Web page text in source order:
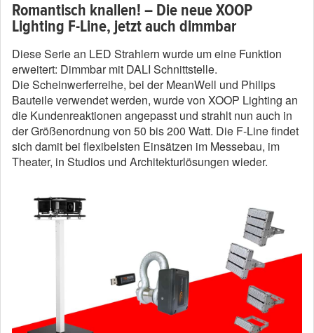
Romantisch knallen! – Die neue XOOP
Lighting F-Line, jetzt auch dimmbar
Diese Serie an LED Strahlern wurde um eine Funktion
erweitert: Dimmbar mit DALI Schnittstelle.
Die Scheinwerferreihe, bei der MeanWell und Philips
Bauteile verwendet werden, wurde von XOOP Lighting an
die Kundenreaktionen angepasst und strahlt nun auch in
der Größenordnung von 50 bis 200 Watt. Die F-Line findet
sich damit bei flexibelsten Einsätzen im Messebau, im
Theater, in Studios und Architekturlösungen wieder.